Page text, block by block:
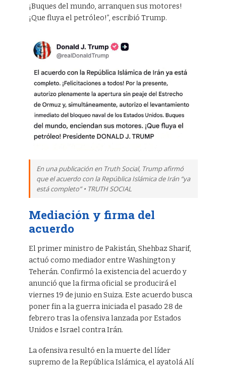
¡Buques del mundo, arranquen sus motores!
¡Que fluya el petróleo!”, escribió Trump.
En una publicación en Truth Social, Trump afirmó
que el acuerdo con la República Islámica de Irán “ya
está completo” • TRUTH SOCIAL
Mediación y firma del
acuerdo
El primer ministro de Pakistán, Shehbaz Sharif,
actuó como mediador entre Washington y
Teherán. Confirmó la existencia del acuerdo y
anunció que la firma oficial se producirá el
viernes 19 de junio en Suiza. Este acuerdo busca
poner fin a la guerra iniciada el pasado 28 de
febrero tras la ofensiva lanzada por Estados
Unidos e Israel contra Irán.
La ofensiva resultó en la muerte del líder
supremo de la República Islámica, el ayatolá Alí